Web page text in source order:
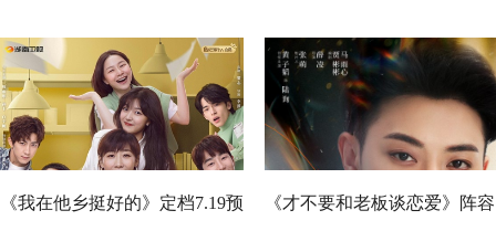
《我在他乡挺好的》定档7.19预 《才不要和老板谈恋爱》阵容